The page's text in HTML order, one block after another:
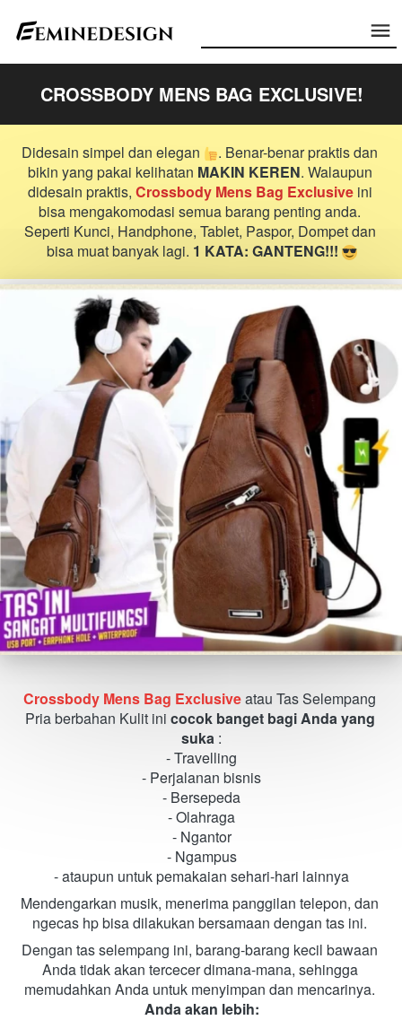
CROSSBODY MENS BAG EXCLUSIVE!
Didesain simpel dan elegan
. Benar-benar praktis dan
bikin yang pakai kelihatan MAKIN KEREN. Walaupun
didesain praktis, Crossbody Mens Bag Exclusive ini
bisa mengakomodasi semua barang penting anda.
Seperti Kunci, Handphone, Tablet, Paspor, Dompet dan
bisa muat banyak lagi. 1 KATA: GANTENG!!!
Crossbody Mens Bag Exclusive atau Tas Selempang
Pria berbahan Kulit ini cocok banget bagi Anda yang
suka :
- Travelling
- Perjalanan bisnis
- Bersepeda
- Olahraga
- Ngantor
- Ngampus
- ataupun untuk pemakaian sehari-hari lainnya
Mendengarkan musik, menerima panggilan telepon, dan
ngecas hp bisa dilakukan bersamaan dengan tas ini.
Dengan tas selempang ini, barang-barang kecil bawaan
Anda tidak akan tercecer dimana-mana, sehingga
Anda akan lebih: